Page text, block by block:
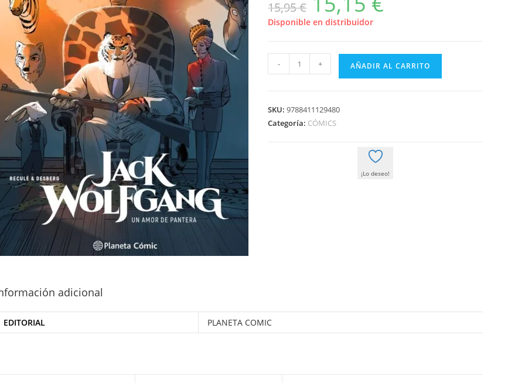
15,95€ precio
original
era:
Disponible en distribuidor
WOLFGANG
GRAFICA
- + AÑADIR AL CARRITO
SKU:9788411129480
Categoría: CÓMICS
¡Lo deseo!
adicional
EDITORIAL PLANETA COMIC